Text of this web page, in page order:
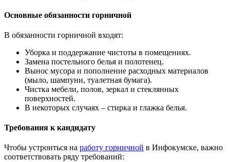
Основные обязанности горничной
В обязанности горничной входят:
Уборка и поддержание чистоты в помещениях.
Замена постельного белья и полотенец.
Вынос мусора и пополнение расходных материалов
(мыло, шампуни, туалетная бумага).
Чистка мебели, полов, зеркал и стеклянных
поверхностей.
В некоторых случаях – стирка и глажка белья.
Требования к кандидату
Чтобы устроиться на работу горничной в Инфокумске, важно
соответствовать ряду требований: